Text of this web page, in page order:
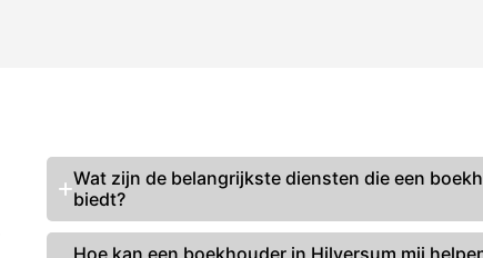
Wat zijn de belangrijkste diensten die een
biedt?